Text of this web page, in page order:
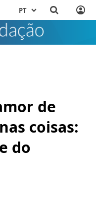
PT
de
coisas:
do